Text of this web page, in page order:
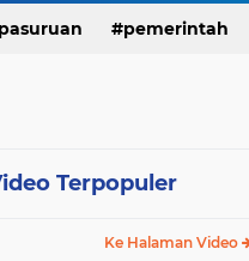
pasuruan pemerintah
Terpopuler
Ke Halaman Video